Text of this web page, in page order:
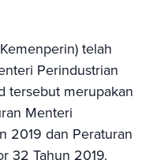
telah
Perindustrian
tersebut merupakan
Menteri
2019 dan Peraturan
32 Tahun 2019.